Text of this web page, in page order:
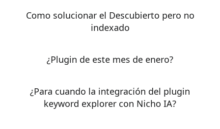
Como solucionar el Descubierto pero no
indexado
¿Plugin de este mes de enero?
¿Para cuando la integración del plugin
keyword explorer con Nicho IA?